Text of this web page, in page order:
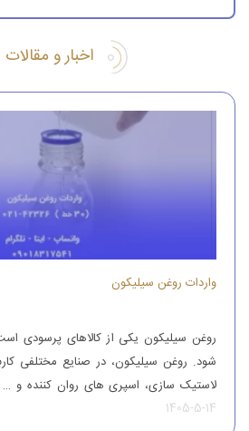
اخبار و
واردات روغن سیلیکون
روغن سیلیکون یکی از کالاهای پرسودی
شود. روغن سیلیکون، در صنایع مختلفی
لاستیک سازی، اسپری های روان کننده و …
این محصول را از کشورهای همچون آلمان،
1405-5-14